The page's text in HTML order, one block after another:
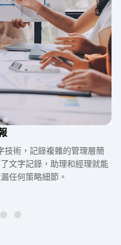
技術，記錄複雜的管理層簡
文字記錄，助理和經理就能
任何策略細節。